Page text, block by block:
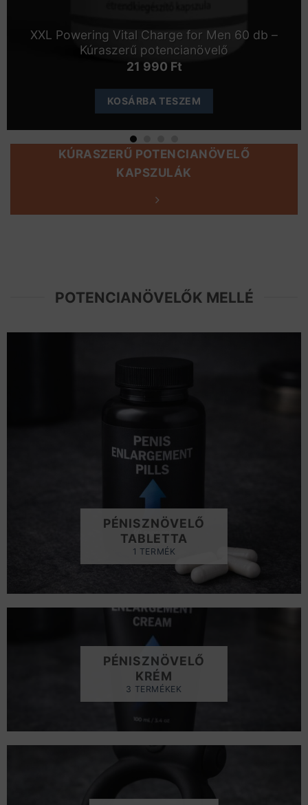
XXL Powering Vital Charge for Men 60 db –
Kúraszerű potencianövelő
21 990 Ft
KOSÁRBA TESZEM
KÚRASZERŰ POTENCIANÖVELŐ
KAPSZULÁK
POTENCIANÖVELŐK MELLÉ
PÉNISZNÖVELŐ
TABLETTA
1 TERMÉK
PÉNISZNÖVELŐ
KRÉM
3 TERMÉKEK